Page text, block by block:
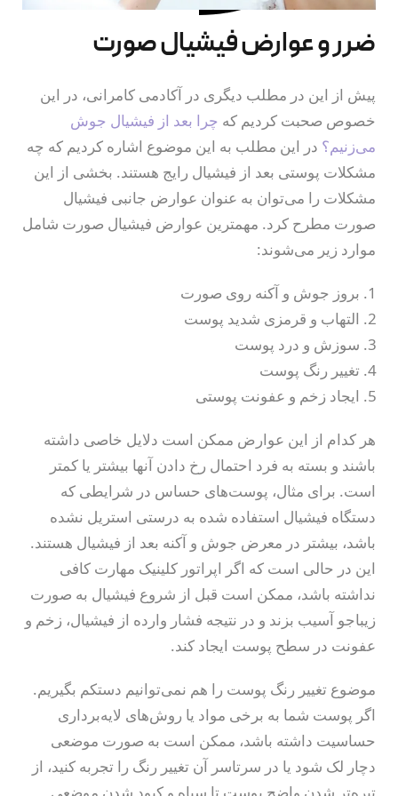
مزونیدلینگ
مزوژل‌ها و ترکیب درمانی
مزوژل اسکین بوستر
مزوژل پروفایلو
مزوژل جالپرو
جوانسازی پوست
ارتباط با ما
درباره ما
ضرر و عوارض فیشیال صورت
پیش از این در مطلب دیگری در آکادمی کامرانی، در این
خصوص صحبت کردیم که چرا بعد از فیشیال جوش
می‌زنیم؟ در این مطلب به این موضوع اشاره کردیم که چه
مشکلات پوستی بعد از فیشیال رایج هستند. بخشی از این
مشکلات را می‌توان به عنوان عوارض جانبی فیشیال
صورت مطرح کرد. مهمترین عوارض فیشیال صورت شامل
موارد زیر می‌شوند:
بروز جوش و آکنه روی صورت
التهاب و قرمزی شدید پوست
سوزش و درد پوست
تغییر رنگ پوست
ایجاد زخم و عفونت پوستی
هر کدام از این عوارض ممکن است دلایل خاصی داشته
باشند و بسته به فرد احتمال رخ دادن آنها بیشتر یا کمتر
است. برای مثال، پوست‌های حساس در شرایطی که
دستگاه فیشیال استفاده شده به درستی استریل نشده
باشد، بیشتر در معرض جوش و آکنه بعد از فیشیال هستند.
این در حالی است که اگر اپراتور کلینیک مهارت کافی
نداشته باشد، ممکن است قبل از شروع فیشیال به صورت
زیباجو آسیب بزند و در نتیجه فشار وارده از فیشیال، زخم و
عفونت در سطح پوست ایجاد کند.
موضوع تغییر رنگ پوست را هم نمی‌توانیم دستکم بگیریم.
اگر پوست شما به برخی مواد یا روش‌های لایه‌برداری
حساسیت داشته باشد، ممکن است به صورت موضعی
دچار لک شود یا در سرتاسر آن تغییر رنگ را تجربه کنید، از